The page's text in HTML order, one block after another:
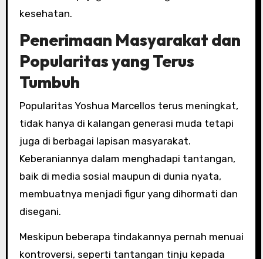
kesehatan.
Penerimaan Masyarakat dan
Popularitas yang Terus
Tumbuh
Popularitas Yoshua Marcellos terus meningkat,
tidak hanya di kalangan generasi muda tetapi
juga di berbagai lapisan masyarakat.
Keberaniannya dalam menghadapi tantangan,
baik di media sosial maupun di dunia nyata,
membuatnya menjadi figur yang dihormati dan
disegani.
Meskipun beberapa tindakannya pernah menuai
kontroversi, seperti tantangan tinju kepada